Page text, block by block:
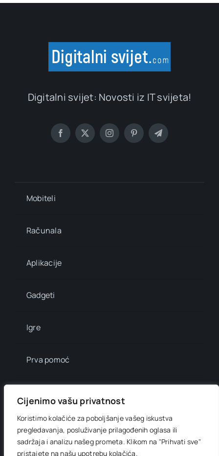
Cijenimo vašu privatnost
Koristimo kolačiće za poboljšanje vašeg iskustva
pregledavanja, posluživanje prilagođenih oglasa ili
sadržaja i analizu našeg prometa. Klikom na "Prihvati sve"
pristajete na našu upotrebu kolačića.
Digitalni svijet: Novosti iz IT svijeta!
Mobiteli
Računala
Aplikacije
Gadgeti
Igre
Prva pomoć
Info brojevi